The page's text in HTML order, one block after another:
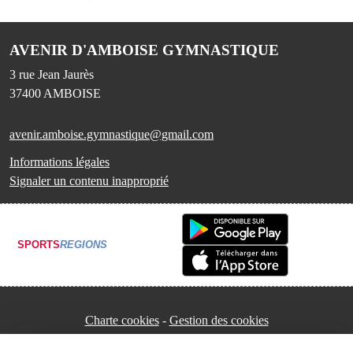
AVENIR D'AMBOISE GYMNASTIQUE
3 rue Jean Jaurès
37400 AMBOISE
avenir.amboise.gymnastique@gmail.com
Informations légales
Signaler un contenu inapproprié
SPORTSREGIONS
Charte cookies Gestion des cookies